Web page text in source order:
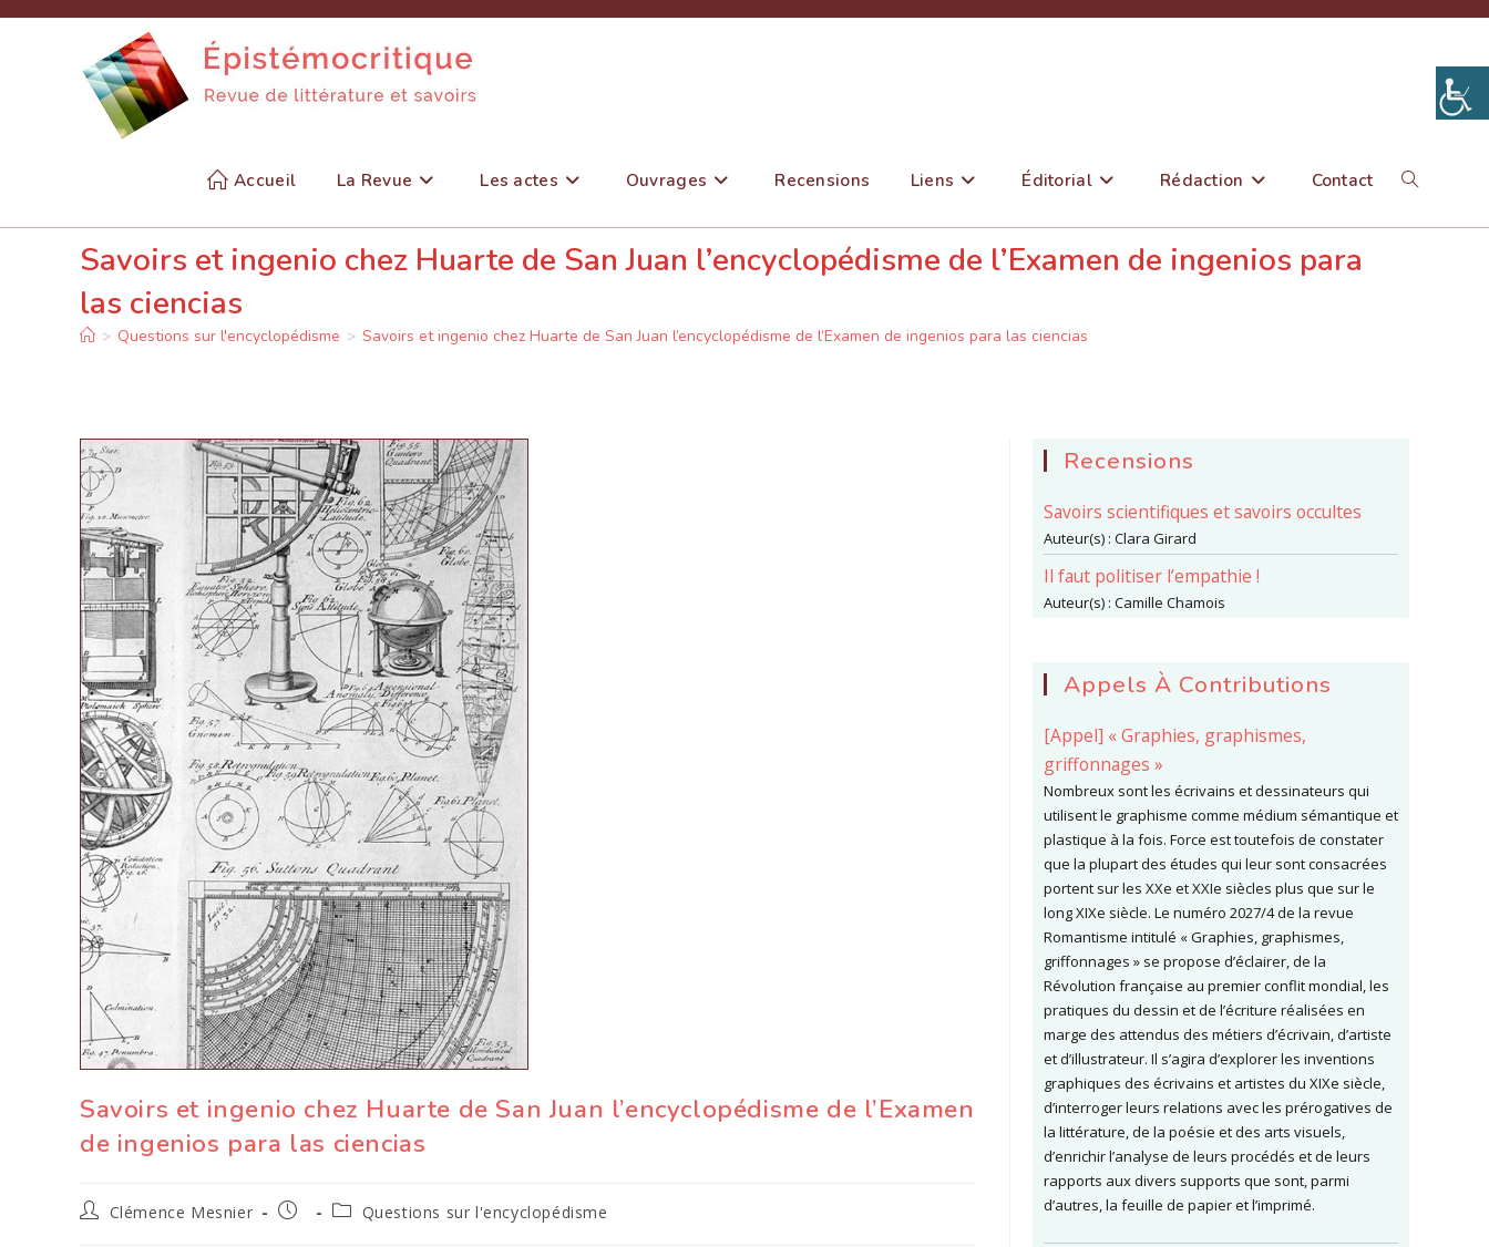
Accueil La Revue Les actes Ouvrages Recensions Liens Éditorial Rédaction Contact Toggle
Savoirs et ingenio chez Huarte de San Juan l’encyclopédisme de l’Examen de ingenios para
las ciencias
> Questions sur l'encyclopédisme > Savoirs et ingenio chez Huarte de San Juan l’encyclopédisme de l’Examen de ingenios para las ciencias
Savoirs et ingenio chez Huarte de San Juan l’encyclopédisme de l’Examen
de ingenios para las ciencias
Auteur/autrice
Clémence Mesnier
Publication
PostQuestions sur l'encyclopédisme
Recensions
Savoirs scientifiques et savoirs occultes
Auteur(s) : Clara Girard
Il faut politiser l’empathie !
Auteur(s) : Camille Chamois
Appels À Contributions
[Appel] « Graphies, graphismes,
griffonnages »
Nombreux sont les écrivains et dessinateurs qui
utilisent le graphisme comme médium sémantique et
plastique à la fois. Force est toutefois de constater
que la plupart des études qui leur sont consacrées
portent sur les XXe et XXIe siècles plus que sur le
long XIXe siècle. Le numéro 2027/4 de la revue
Romantisme intitulé « Graphies, graphismes,
griffonnages » se propose d’éclairer, de la
Révolution française au premier conflit mondial, les
pratiques du dessin et de l’écriture réalisées en
marge des attendus des métiers d’écrivain, d’artiste
et d’illustrateur. Il s’agira d’explorer les inventions
graphiques des écrivains et artistes du XIXe siècle,
d’interroger leurs relations avec les prérogatives de
la littérature, de la poésie et des arts visuels,
d’enrichir l’analyse de leurs procédés et de leurs
rapports aux divers supports que sont, parmi
d’autres, la feuille de papier et l’imprimé.